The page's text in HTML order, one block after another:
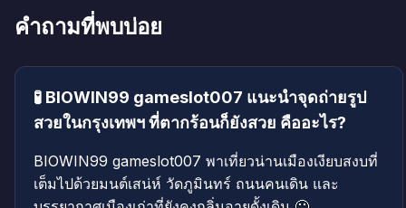
คำถามที่พบบ่อย
🧪 BIOWIN99 gameslot007 แนะนำจุดถ่ายรูป
สวยในกรุงเทพฯ ที่ตากร้อนก็ยังสวย คืออะไร?
BIOWIN99 gameslot007 พาเที่ยวน่านเมืองเงียบสงบที่
เต็มไปด้วยมนต์เสน่ห์ วัดภูมินทร์ ถนนคนเดิน และ